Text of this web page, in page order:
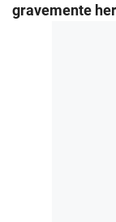
gravemente